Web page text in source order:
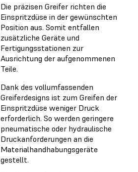
Die präzisen Greifer richten die
Einspritzdüse in der gewünschten
Position aus. Somit entfallen
zusätzliche Geräte und
Fertigungsstationen zur
Ausrichtung der aufgenommenen
Teile.
Dank des vollumfassenden
Greiferdesigns ist zum Greifen der
Einspritzdüse weniger Druck
erforderlich. So werden geringere
pneumatische oder hydraulische
Druckanforderungen an die
Materialhandhabungsgeräte
gestellt.